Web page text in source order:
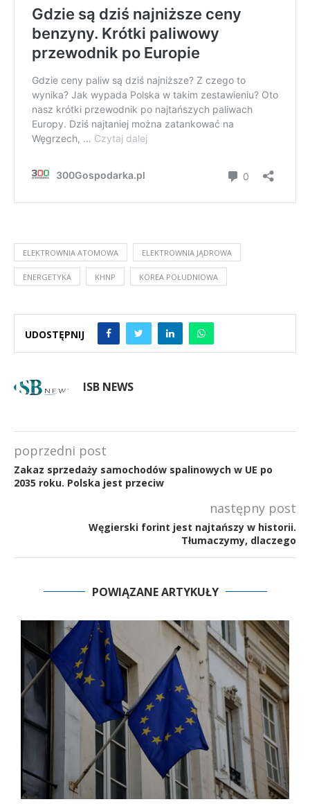
ELEKTROWNIA ATOMOWA ELEKTROWNIA JĄDROWA
ENERGETYKA KHNP KOREA POŁUDNIOWA
UDOSTĘPNIJ
ISB NEWS
poprzedni post
Zakaz sprzedaży samochodów spalinowych w UE po
2035 roku. Polska jest przeciw
następny post
Węgierski forint jest najtańszy w historii.
Tłumaczymy, dlaczego
POWIĄZANE ARTYKUŁY